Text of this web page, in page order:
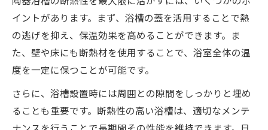
イントがあります。まず、浴槽の蓋を活用することで熱
の逃げを抑え、保温効果を高めることができます。ま
た、壁や床にも断熱材を使用することで、浴室全体の温
度を一定に保つことが可能です。
さらに、浴槽設置時には周囲との隙間をしっかりと埋め
ることも重要です。断熱性の高い浴槽は、適切なメンテ